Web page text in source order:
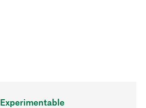
Experimentable